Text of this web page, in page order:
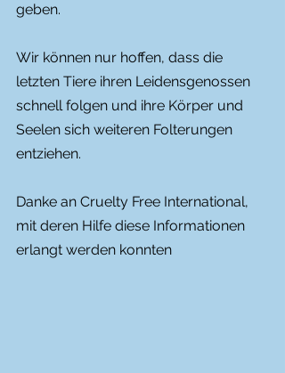
geben.
Wir können nur hoffen, dass die
letzten Tiere ihren Leidensgenossen
schnell folgen und ihre Körper und
Seelen sich weiteren Folterungen
entziehen.
Danke an Cruelty Free International,
mit deren Hilfe diese Informationen
erlangt werden konnten